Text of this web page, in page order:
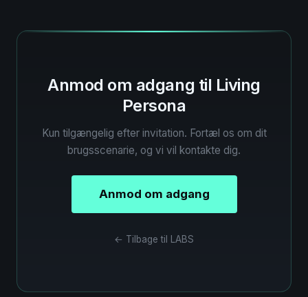
Anmod om adgang til Living
Persona
Kun tilgængelig efter invitation. Fortæl os om dit
brugsscenarie, og vi vil kontakte dig.
Anmod om adgang
← Tilbage til LABS